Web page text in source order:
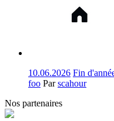
10.06.2026 Fin
foo Parscahour
Nos partenaires